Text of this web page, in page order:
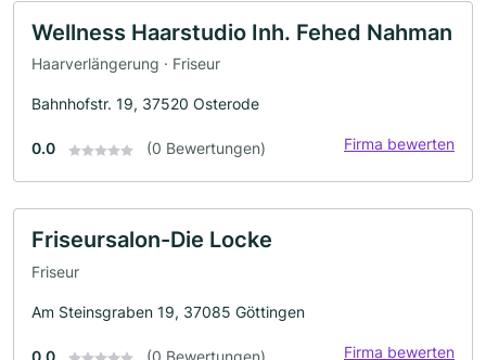
Wellness Haarstudio Inh. Fehed Nahman
Haarverlängerung · Friseur
Bahnhofstr. 19, 37520 Osterode
0.0 (0 Bewertungen) Firma bewerten
Friseursalon-Die Locke
Friseur
Am Steinsgraben 19, 37085 Göttingen
0.0 (0 Bewertungen) Firma bewerten